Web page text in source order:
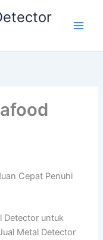
Cepat Penuhi
Detector untuk
Metal Detector